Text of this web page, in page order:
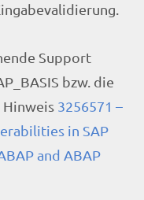
Support
bzw. die
3256571 –
in SAP
and ABAP